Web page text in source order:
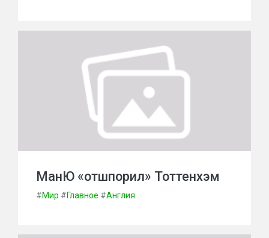
МанЮ «отшпорил» Тоттенхэм
#Мир #Главное #Англия